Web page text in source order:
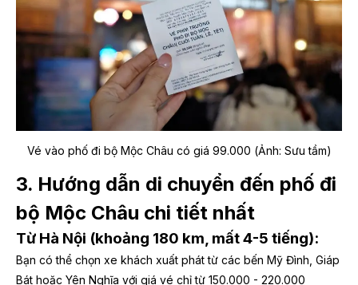
Vé vào phố đi bộ Mộc Châu có giá 99.000 (Ảnh: Sưu tầm)
3. Hướng dẫn di chuyển đến phố đi
bộ Mộc Châu chi tiết nhất
Từ Hà Nội (khoảng 180 km, mất 4-5 tiếng):
Bạn có thể chọn xe khách xuất phát từ các bến Mỹ Đình, Giáp
Bát hoặc Yên Nghĩa với giá vé chỉ từ 150.000 - 220.000